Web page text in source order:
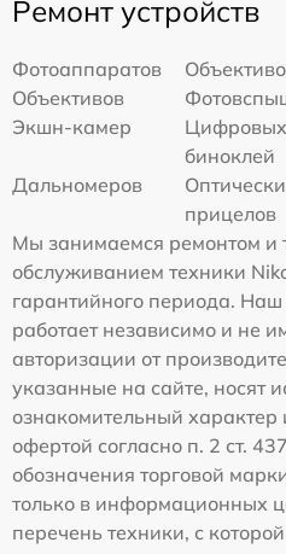
Ремонт устройств
Фотоаппаратов
Объективов
Экшн-камер
Цифровых
биноклей
Дальномеров
прицелов
Мы занимаемся ремонтом и
обслуживанием техники
гарантийного периода.
работает независимо и не
авторизации от
указанные на сайте, носят
ознакомительный характер
офертой согласно п. 2 ст.
обозначения торговой
только в информационных
перечень техники, с